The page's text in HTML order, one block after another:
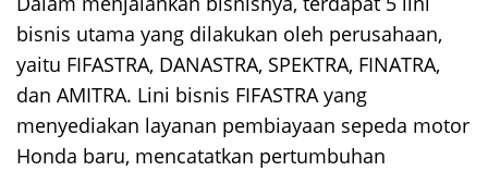
bisnis utama yang dilakukan oleh perusahaan,
yaitu FIFASTRA, DANASTRA, SPEKTRA, FINATRA,
dan AMITRA. Lini bisnis FIFASTRA yang
menyediakan layanan pembiayaan sepeda motor
Honda baru, mencatatkan pertumbuhan